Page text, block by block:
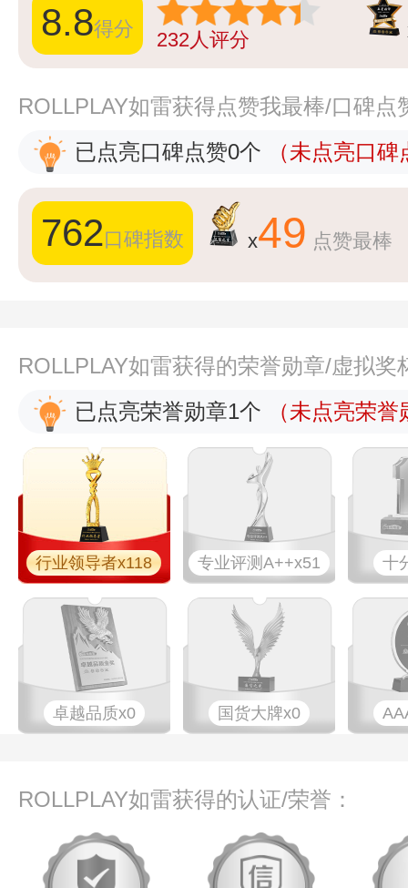
8.8得分 232人评分
ROLLPLAY如雷获得点赞我最棒/口碑点
已点亮口碑点赞0个
（未点亮口
762口碑指数 x49 点赞最棒
ROLLPLAY如雷获得的荣誉勋章/虚拟奖
已点亮荣誉勋章1个
（未点亮荣
行业领导者x118 专业​评测A++x51 十
卓越品质x0 国货大牌x0
ROLLPLAY如雷获得的认证/荣誉：